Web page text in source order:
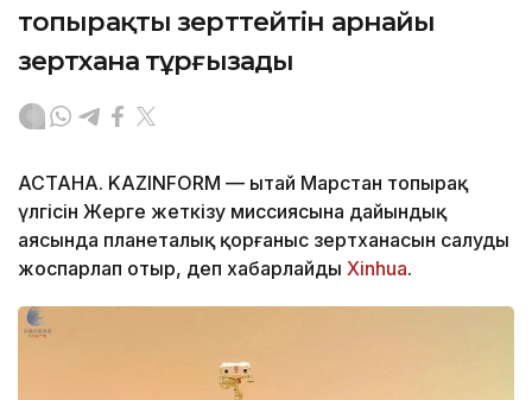
топырақты зерттейтін арнайы
зертхана тұрғызады
АСТАНА. KAZINFORM — Қытай Марстан топырақ
үлгісін Жерге жеткізу миссиясына дайындық
аясында планеталық қорғаныс зертханасын салуды
жоспарлап отыр, деп хабарлайды Xinhua.